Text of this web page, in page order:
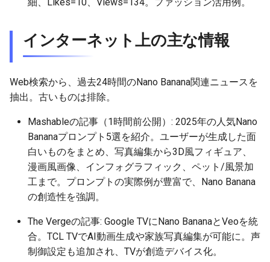
2026-05-07
2026-05-06
2026-05-04
2026-05-03
2026-05-01
2026-04-30
2025-10-22
2025-10-21
2025-10-19
2025-10-18
2025-10-16
2025-10-15
2026-05-07
2026-05-06
2026-05-04
2026-05-03
2026-05-01
2026-04-30
2025-10-22
2025-10-21
2025-10-19
2025-10-18
2025-10-16
2025-10-15
2025-10-22
2025-10-21
2025-10-20
2025-10-19
2025-10-18
2025-10-17
2025-10-16
2025-10-15
2026-05-03
2026-05-02
2026-04-30
2026-04-29
2026-04-27
2026-04-26
2025-10-22
2025-10-21
2025-10-19
2025-10-18
2025-10-16
2025-10-15
インターネット上の主な情報
Web検索から、過去24時間のNano Banana関連ニュースを
抽出。古いものは排除。
Mashableの記事（1時間前公開）: 2025年の人気Nano
Bananaプロンプト5選を紹介。ユーザーが生成した面
白いものをまとめ、写真編集から3D風フィギュア、
漫画風画像、インフォグラフィック、ペット/風景加
工まで。プロンプトの実際例が豊富で、Nano Banana
の創造性を強調。
The Vergeの記事: Google TVにNano BananaとVeoを統
合。TCL TVでAI動画生成や家族写真編集が可能に。声
制御設定も追加され、TVが創造デバイス化。